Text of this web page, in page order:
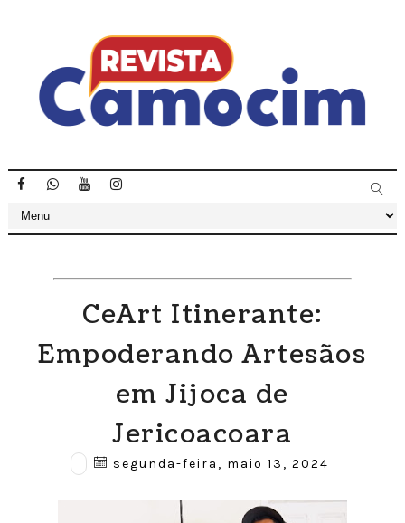
CeArt Itinerante:
Empoderando Artesãos
em Jijoca de
Jericoacoara
segunda-feira, maio 13, 2024